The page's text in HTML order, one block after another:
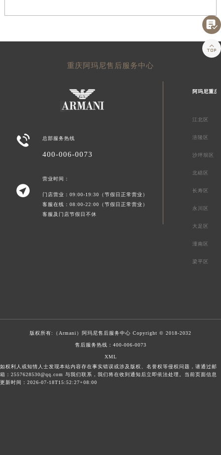
重庆阿玛尼售后服务中心
 总部服务热线
400-006-0073

营业时间：
门店营业：09:00-19:30（节假日正常营业）
客服在线：08:00-22:00（节假日正常营业）
客服及门店节假日不休
阿玛尼重
江北区
涪陵区
沙坪坝区
北碚区
长寿区
永川区
大足区
潼南区
梁平区
版权所有:（Armani） 阿玛尼售后服务中心 Copyright © 2018-2032
售后服务热线： 400-006-0073
XML
如权利人或知情人士发现本站内容存在事实错误或涉及版权、名誉权等侵权问题，请通过邮
箱：2557628530@qq.com 与我们联系，我们将在收到通知后立即依法处理。当前页面信息
更新时间：2026-07-18T15:52:27+08:00

